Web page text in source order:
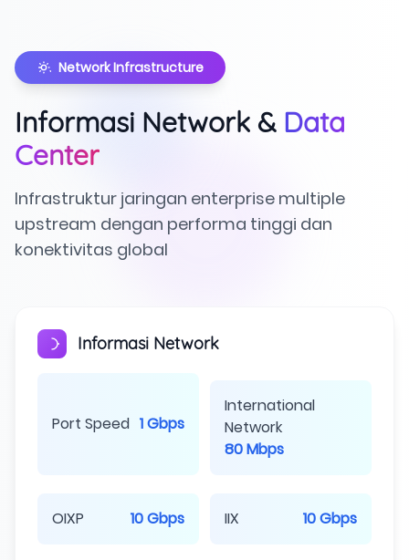
Network Infrastructure
Informasi Network & Data
Center
Infrastruktur jaringan enterprise multiple
upstream dengan performa tinggi dan
konektivitas global
Informasi Network
Port Speed 1 Gbps
International
Network
80 Mbps
OIXP 10 Gbps IIX 10 Gbps